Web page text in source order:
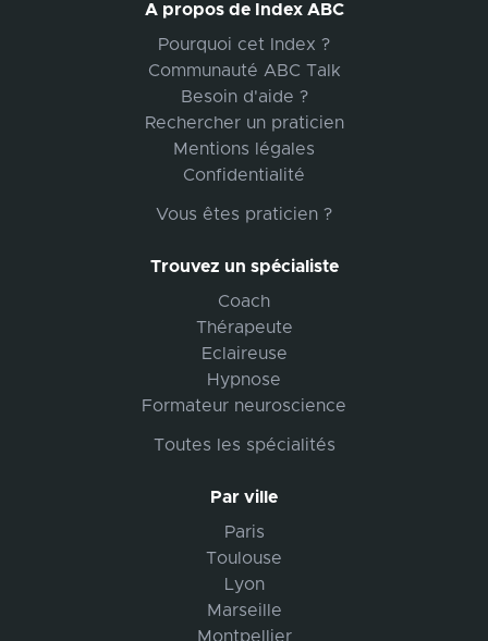
A propos de Index ABC
Pourquoi cet Index ?
Communauté ABC Talk
Besoin d'aide ?
Rechercher un praticien
Mentions légales
Confidentialité
Vous êtes praticien ?
Trouvez un spécialiste
Coach
Thérapeute
Eclaireuse
Hypnose
Formateur neuroscience
Toutes les spécialités
Par ville
Paris
Toulouse
Lyon
Marseille
Montpellier